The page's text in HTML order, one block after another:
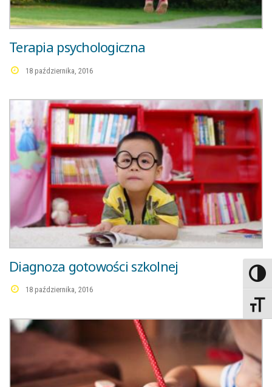
Terapia psychologiczna
18 października, 2016
Diagnoza gotowości szkolnej
18 października, 2016